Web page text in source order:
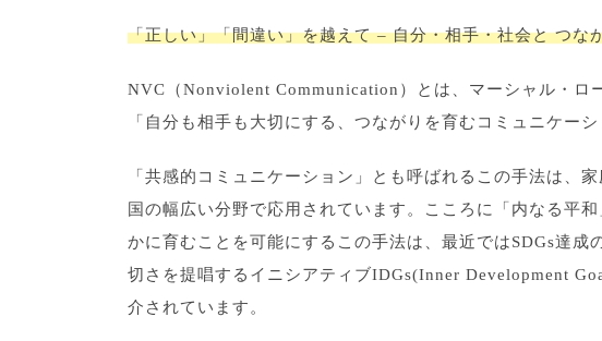
「正しい」「間違い」を越えて – 自分・相手・社会と つな
NVC（Nonviolent Communication）とは、マーシャル・ロ
「自分も相手も大切にする、つながりを育むコミュニケーシ
「共感的コミュニケーション」とも呼ばれるこの手法は、
国の幅広い分野で応用されています。こころに「内なる平
かに育むことを可能にするこの手法は、最近ではSDGs達成
切さを提唱するイニシアティブIDGs(Inner Development
介されています。